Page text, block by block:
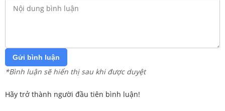
Gửi bình luận
*Bình luận sẽ hiển thị sau khi được duyệt
Hãy trở thành người đầu tiên bình luận!